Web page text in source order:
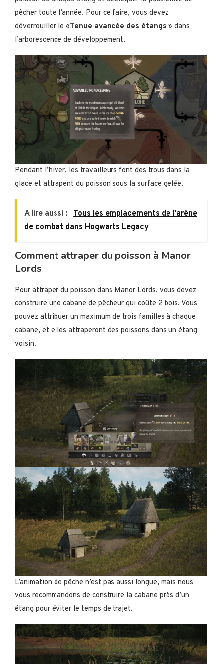
pêcher toute l’année. Pour ce faire, vous devez
déverrouiller le «Tenue avancée des étangs » dans
l’arborescence de développement.
Pendant l’hiver, les travailleurs font des trous dans la
glace et attrapent du poisson sous la surface gelée.
A lire aussi :
Tous les emplacements de l'arène
de combat dans Hogwarts Legacy
Comment attraper du poisson à Manor
Lords
Pour attraper du poisson dans Manor Lords, vous devez
construire une cabane de pêcheur qui coûte 2 bois. Vous
pouvez attribuer un maximum de trois familles à chaque
cabane, et elles attraperont des poissons dans un étang
voisin.
L’animation de pêche n’est pas aussi longue, mais nous
vous recommandons de construire la cabane près d’un
étang pour éviter le temps de trajet.